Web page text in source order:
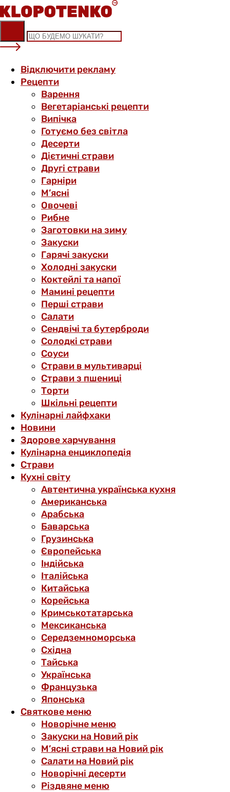
Skip
to
content
Відключити рекламу
Рецепти
Варення
Вегетаріанські рецепти
Випічка
Готуємо без світла
Десерти
Дієтичні страви
Другі страви
Гарніри
М’ясні
Овочеві
Рибне
Заготовки на зиму
Закуски
Гарячі закуски
Холодні закуски
Коктейлі та напої
Мамині рецепти
Перші страви
Салати
Сендвічі та бутерброди
Солодкі страви
Соуси
Страви в мультиварці
Страви з пшениці
Торти
Шкільні рецепти
Кулінарні лайфхаки
Новини
Здорове харчування
Кулінарна енциклопедія
Страви
Кухні світу
Автентична українська кухня
Американська
Арабська
Баварська
Грузинська
Європейська
Індійська
Італійська
Китайська
Корейська
Кримськотатарська
Мексиканська
Середземноморська
Східна
Тайська
Українська
Французька
Японська
Святкове меню
Новорічне меню
Закуски на Новий рік
М’ясні страви на Новий рік
Салати на Новий рік
Новорічні десерти
Різдвяне меню